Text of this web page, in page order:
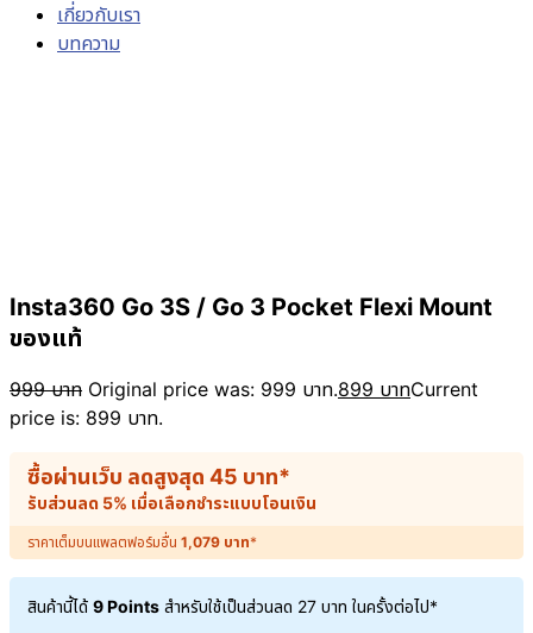
เกี่ยวกับเรา
บทความ
Insta360 Go 3S / Go 3 Pocket Flexi Mount
ของแท้
999บาท Original price was: 999 บาท.899 บาทCurrent
price is: 899 บาท.
ซื้อผ่านเว็บ ลดสูงสุด 45 บาท*
รับส่วนลด 5% เมื่อเลือกชำระแบบโอนเงิน
ราคาเต็มบนแพลตฟอร์มอื่น 1,079 บาท*
สินค้านี้ได้ 9 Points สำหรับใช้เป็นส่วนลด 27 บาท ในครั้งต่อไป*